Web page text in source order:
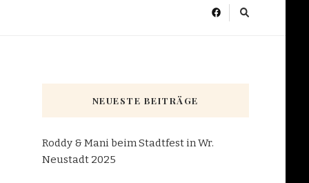
NEUESTE BEITRÄGE
Roddy & Mani beim Stadtfest in Wr.
Neustadt 2025